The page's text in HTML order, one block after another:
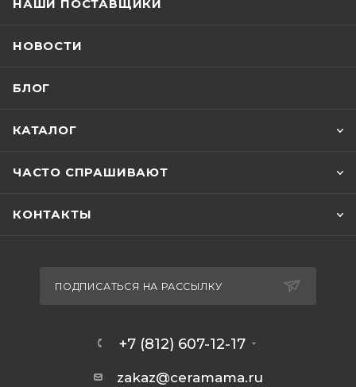
НАШИ ПОСТАВЩИКИ
НОВОСТИ
БЛОГ
КАТАЛОГ
ЧАСТО СПРАШИВАЮТ
КОНТАКТЫ
ПОДПИСАТЬСЯ НА РАССЫЛКУ
+7 (812) 607-12-17
zakaz@ceramama.ru